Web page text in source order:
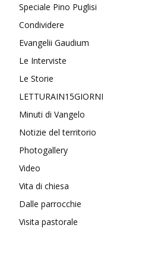
Speciale Pino Puglisi
Condividere
Evangelii Gaudium
Le Interviste
Le Storie
LETTURAIN15GIORNI
Minuti di Vangelo
Notizie del territorio
Photogallery
Video
Vita di chiesa
Dalle parrocchie
Visita pastorale